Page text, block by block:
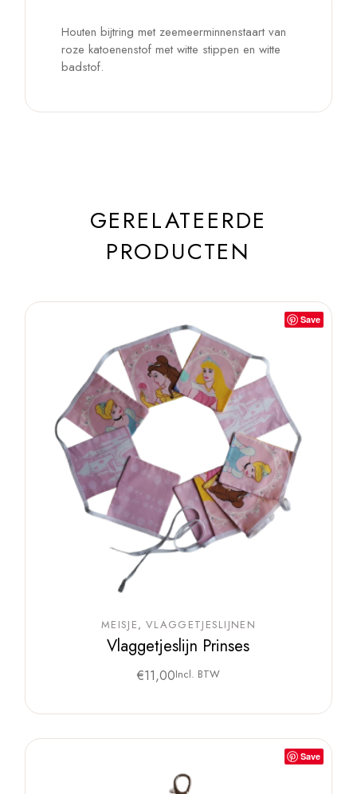
Houten bijtring met zeemeerminnenstaart van
roze katoenenstof met witte stippen en witte
badstof.
GERELATEERDE
PRODUCTEN
Save
MEISJE VLAGGETJESLIJNEN
Vlaggetjeslijn Prinses
€11,00Incl. BTW
Save